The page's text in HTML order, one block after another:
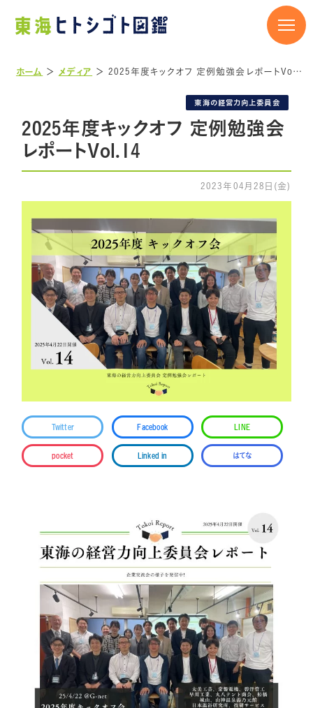
ホーム ＞ メディア ＞ 2025年度キックオフ 定例勉強会レポートVol.14
東海の経営力向上委員会
2025年度キックオフ 定例勉強会
レポートVol.14
2023年04月28日(金)
Twitter Facebook LINE
pocket Linked in はてな